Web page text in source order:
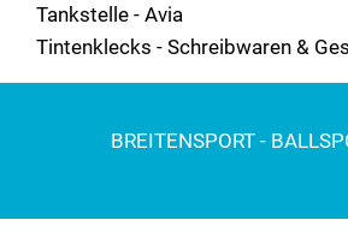
Tankstelle - Avia
Tintenklecks - Schreibwaren &
BREITENSPORT -